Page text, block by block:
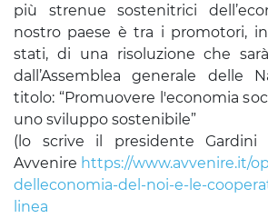
più strenue sostenitrici
nostro paese è tra i promotori,
stati, di una risoluzione che
dall’Assemblea generale delle
titolo: “Promuovere l'economia
uno sviluppo sostenibile”
(lo scrive il presidente
Avvenire https://www.avvenire.it/
delleconomia-del-noi-e-le-
linea